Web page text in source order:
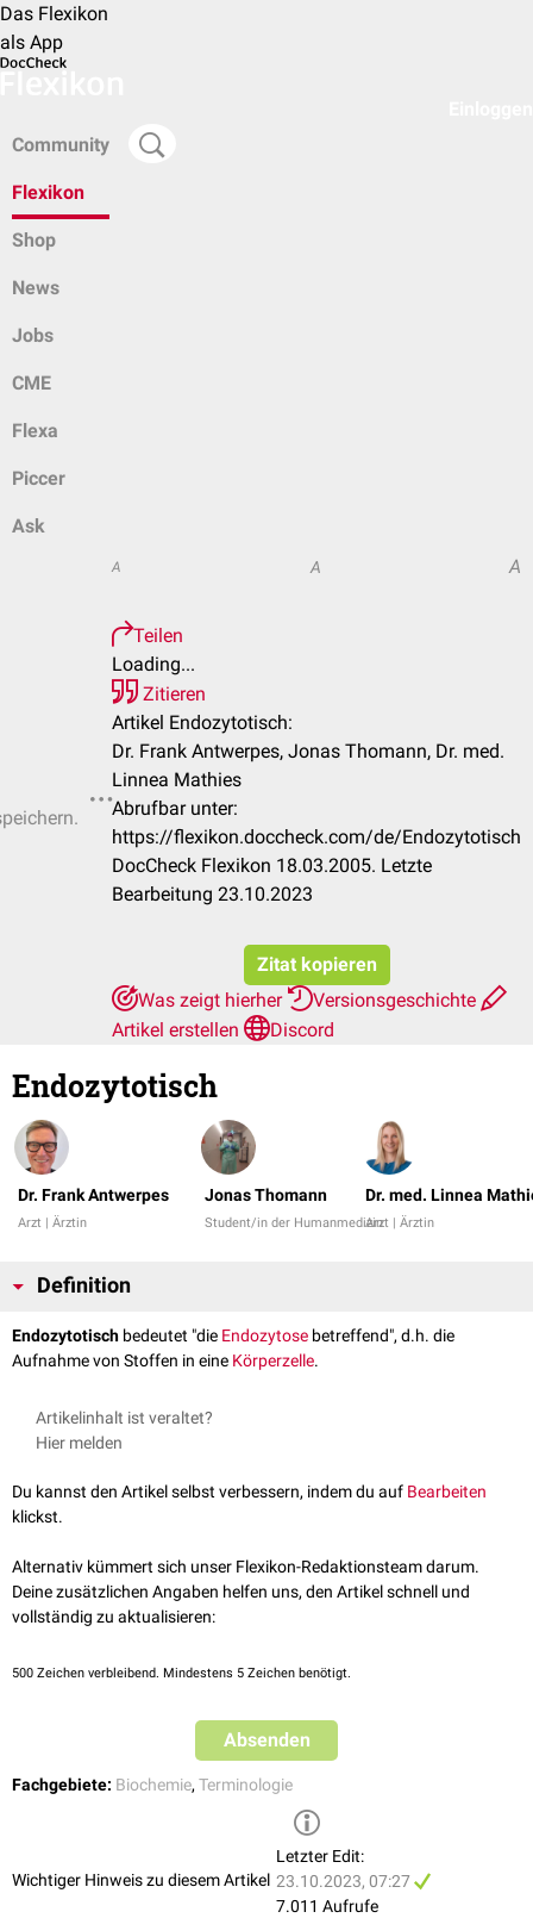
Das Flexikon
als App
Community
Flexikon
Shop
News
Jobs
CME
Flexa
Piccer
Ask
A A A
Teilen
Loading...
Zitieren
Artikel Endozytotisch:
Dr. Frank Antwerpes, Jonas Thomann, Dr. med.
Linnea Mathies
Abrufbar unter:
https://flexikon.doccheck.com/de/Endozytotisch
DocCheck Flexikon 18.03.2005. Letzte
Bearbeitung 23.10.2023
Zitat kopieren
Was zeigt hierher
Versionsgeschichte
Artikel erstellen
Discord
Endozytotisch
Dr. Frank Antwerpes
Arzt | Ärztin
Jonas Thomann
Student/in der Humanmedizin
Dr. med. Linnea
Arzt | Ärztin
Definition
Endozytotisch bedeutet "die Endozytose betreffend", d.h. die
Aufnahme von Stoffen in eine Körperzelle.
Artikelinhalt ist veraltet?
Hier melden
Du kannst den Artikel selbst verbessern, indem du auf Bearbeiten
klickst.
Alternativ kümmert sich unser Flexikon-Redaktionsteam darum.
Deine zusätzlichen Angaben helfen uns, den Artikel schnell und
vollständig zu aktualisieren:
500 Zeichen verbleibend. Mindestens 5 Zeichen benötigt.
Absenden
Fachgebiete: Biochemie, Terminologie
Wichtiger Hinweis zu diesem Artikel
Letzter Edit:
23.10.2023, 07:27
7.011 Aufrufe